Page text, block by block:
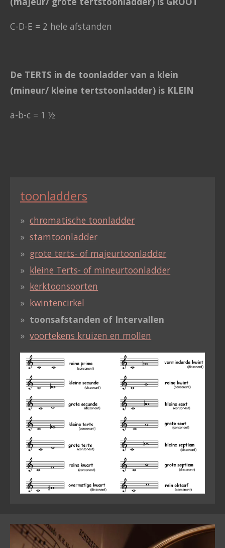
C-D-E = 2 hele afstanden
De TERTS in de toonladder van a klein
(mineur/ kleine tertstoonladder) is KLEIN
a-b-c = 1 ½
toonladders
chromatische toonladder
stamtoonladder
grote terts- of majeurtoonladder
kleine Terts- of mineurtoonladder
kerktoonsoorten
kwintencirkel
toonsafstanden of Intervallen
voortekens kruizen en mollen